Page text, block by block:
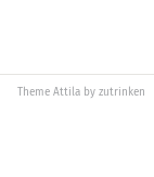
Theme Attila by zutrinken